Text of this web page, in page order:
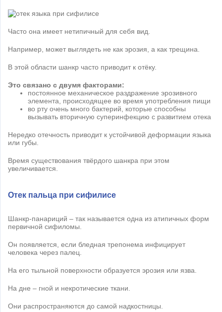
Часто она имеет нетипичный для себя вид.
Например, может выглядеть не как эрозия, а как трещина.
В этой области шанкр часто приводит к отёку.
Это связано с двумя факторами:
постоянное механическое раздражение эрозивного
элемента, происходящее во время употребления пищи
во рту очень много бактерий, которые способны
вызывать вторичную суперинфекцию с развитием отека
Нередко отечность приводит к устойчивой деформации языка
или губы.
Время существования твёрдого шанкра при этом
увеличивается.
Отек пальца при сифилисе
Шанкр-панариций – так называется одна из атипичных форм
первичной сифиломы.
Он появляется, если бледная трепонема инфицирует
человека через палец.
На его тыльной поверхности образуется эрозия или язва.
На дне – гной и некротические ткани.
Они распространяются до самой надкостницы.